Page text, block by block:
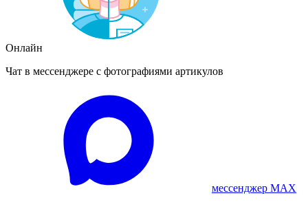
Онлайн
Чат в мессенджере с фотографиями артикулов
мессенджер MAX